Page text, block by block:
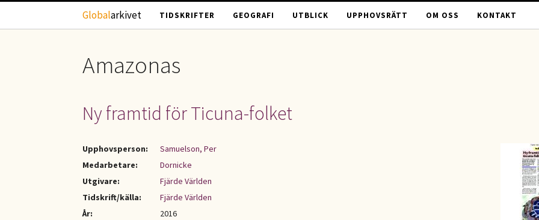
Hoppa till huvudinnehåll
Globalarkivet TIDSKRIFTER GEOGRAFI UTBLICK UPPHOVSRÄTT OM OSS KONTAKT
Amazonas
Ny framtid för Ticuna-folket
Upphovsperson:
Samuelson, Per
Medarbetare:
Dornicke
Utgivare:
Fjärde Världen
Tidskrift/källa:
Fjärde Världen
År:
2016